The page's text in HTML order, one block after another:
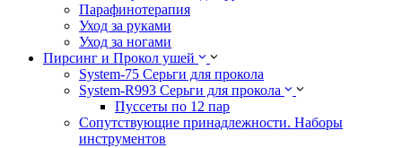
Парафинотерапия
Уход за руками
Уход за ногами
Пирсинг и Прокол ушей
System-75 Серьги для прокола
System-R993 Серьги для прокола
Пуссеты по 12 пар
Cопутствующие принадлежности. Наборы
инструментов